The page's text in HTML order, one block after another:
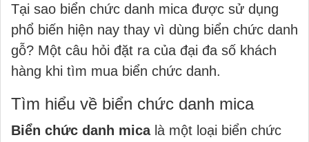
Tại sao biển chức danh mica được sử dụng
phổ biến hiện nay thay vì dùng biển chức danh
gỗ? Một câu hỏi đặt ra của đại đa số khách
hàng khi tìm mua biển chức danh.
Tìm hiểu về biển chức danh mica
Biển chức danh micalà một loại biển chức